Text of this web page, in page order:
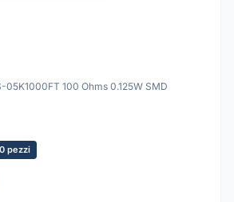
05K1000FT 100 Ohms 0.125W SMD
pezzi